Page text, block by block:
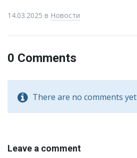
14.03.2025 в Новости
0 Comments
There are no comments yet
Leave a comment